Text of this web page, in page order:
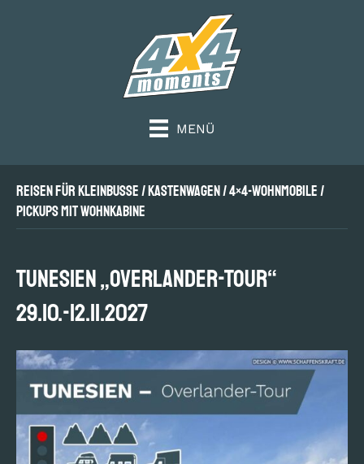
MENÜ
Reisen für Kleinbusse / Kastenwagen / 4×4-Wohnmobile /
Pickups mit Wohnkabine
TUNESIEN „Overlander-Tour“
29.10.-12.11.2027